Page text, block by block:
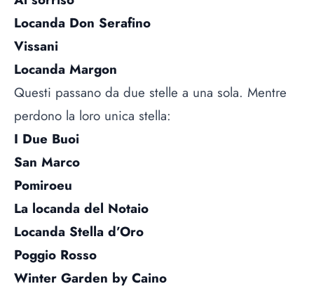
Locanda Don Serafino
Vissani
Locanda Margon
Questi passano da due stelle a una sola. Mentre
perdono la loro unica stella:
I Due Buoi
San Marco
Pomiroeu
La locanda del Notaio
Locanda Stella d’Oro
Poggio Rosso
Winter Garden by Caino